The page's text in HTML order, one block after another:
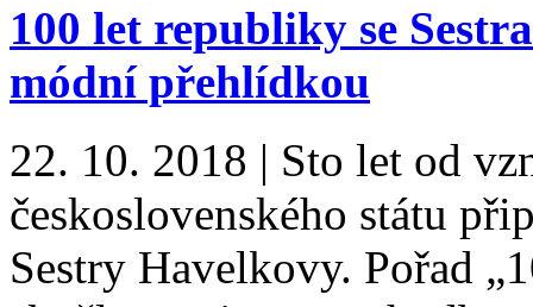
100 let republiky se
módní přehlídkou
22. 10. 2018 | Sto let od
československého státu
Sestry Havelkovy. Pořad